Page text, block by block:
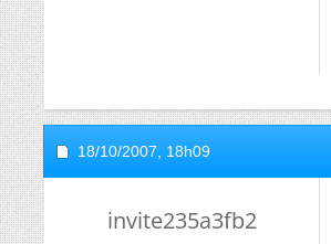
18/10/2007, 18h09
invite235a3fb2